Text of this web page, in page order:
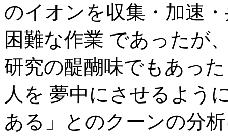
のイオンを収集・加速
困難な作業 であったが
研究の醍醐味でもあっ
人を 夢中にさせるよう
ある」とのクーンの分